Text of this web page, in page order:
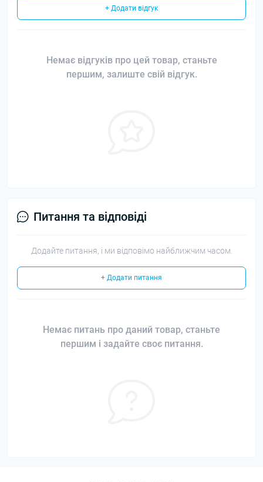
+ Додати відгук
Немає відгуків про цей товар, станьте
першим, залиште свій відгук.
Питання та відповіді
Додайте питання, і ми відповімо найближчим часом.
+ Додати питання
Немає питань про даний товар, станьте
першим і задайте своє питання.